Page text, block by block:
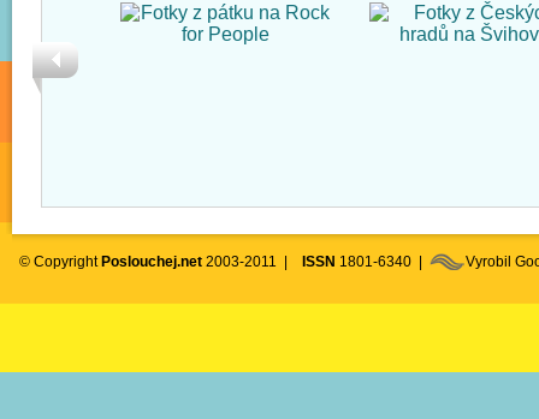
© Copyright Poslouchej.net 2003-2011 | ISSN 1801-6340 | Vyrobil